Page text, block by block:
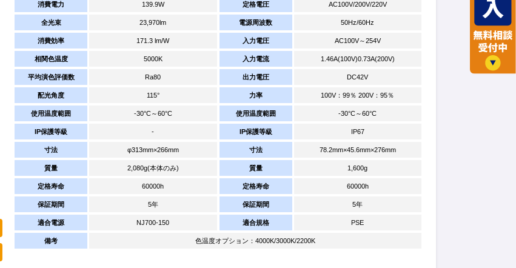
消費電力 139.9W
全光束 23,970lm
消費効率 171.3 lm/W
相関色温度 5000K
平均演色評価数 Ra80
配光角度 115°
使用温度範囲 -30°C～60°C
IP保護等級 -
寸法 φ313mm×266mm
質量 2,080g(本体のみ)
定格寿命 60000h
保証期間 5年
適合電源 NJ700-150
定格電圧 AC100V/200V/220V
電源周波数 50Hz/60Hz
入力電圧 AC100V～254V
入力電流 1.46A(100V)0.73A(200V)
出力電圧 DC42V
力率 100V：99％ 200V：95％
使用温度範囲 -30°C～60°C
IP保護等級 IP67
寸法 78.2mm×45.6mm×276mm
質量 1,600g
定格寿命 60000h
保証期間 5年
適合規格 PSE
備考 色温度オプション：4000K/3000K/2200K